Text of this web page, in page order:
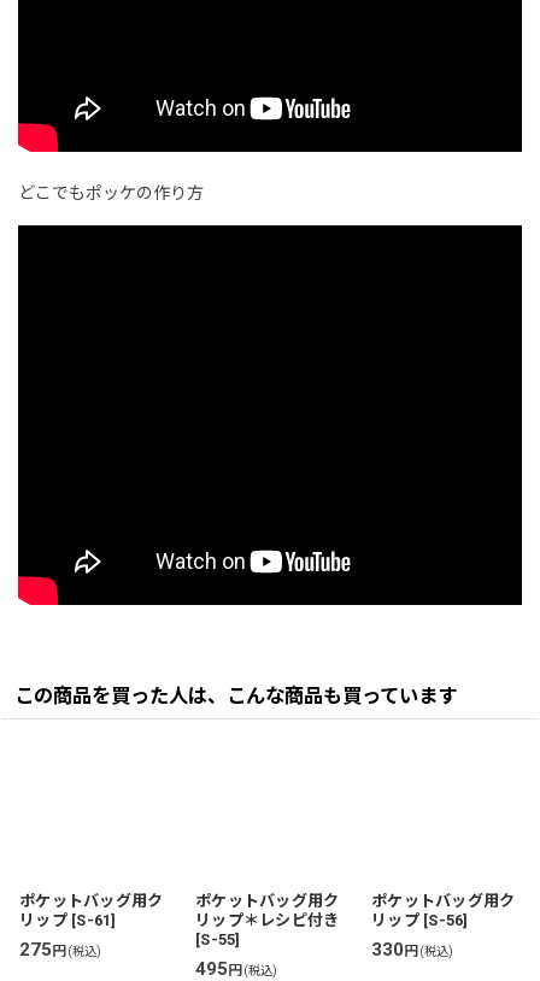
どこでもポッケの作り方
この商品を買った人は、こんな商品も買っています
ポケットバッグ用ク
リップ [S-61]
275円(税込)
ポケットバッグ用ク
リップ＊レシピ付き
[S-55]
495円(税込)
ポケットバッグ用ク
リップ [S-56]
330円(税込)